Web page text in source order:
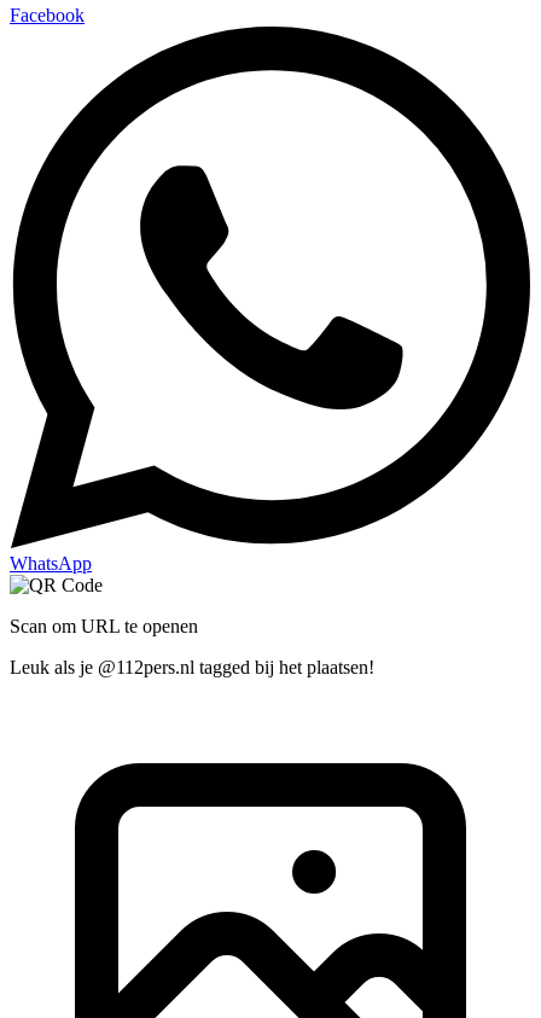
Facebook
WhatsApp
Scan om URL te openen
Leuk als je @112pers.nl tagged bij het plaatsen!